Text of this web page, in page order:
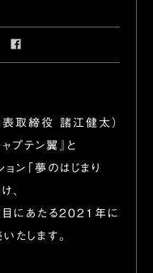
表取締役 諸江健太）
プテン翼』と
ン「夢のはじまり
、
目にあたる2021年に
たします。